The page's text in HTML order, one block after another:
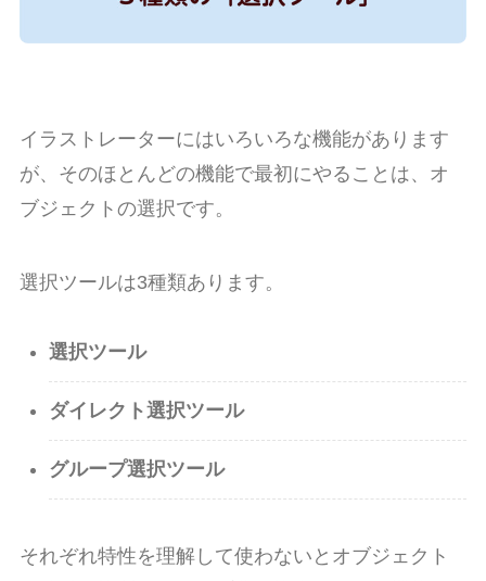
イラストレーターにはいろいろな機能があります
が、そのほとんどの機能で最初にやることは、オ
ブジェクトの選択です。
選択ツールは3種類あります。
選択ツール
ダイレクト選択ツール
グループ選択ツール
それぞれ特性を理解して使わないとオブジェクト